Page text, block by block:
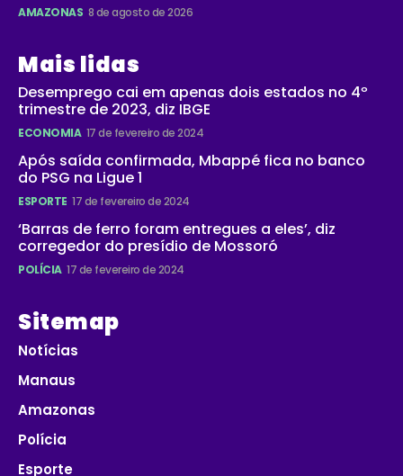
AMAZONAS 8 de agosto de 2026
Mais lidas
Desemprego cai em apenas dois estados no 4º
trimestre de 2023, diz IBGE
ECONOMIA 17 de fevereiro de 2024
Após saída confirmada, Mbappé fica no banco
do PSG na Ligue 1
ESPORTE 17 de fevereiro de 2024
‘Barras de ferro foram entregues a eles’, diz
corregedor do presídio de Mossoró
POLÍCIA 17 de fevereiro de 2024
Sitemap
Notícias
Manaus
Amazonas
Polícia
Esporte